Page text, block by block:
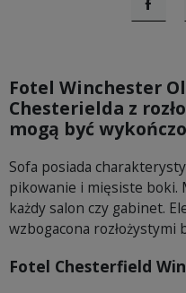
Fotel Winchester
Chesterielda z
mogą być
Sofa posiada
pikowanie i mięsiste boki.
każdy salon czy gabinet.
wzbogacona rozłożystymi
Fotel Chesterfield